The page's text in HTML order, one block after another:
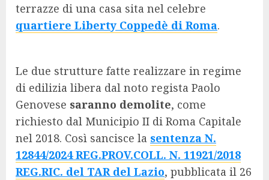
terrazze di una casa sita nel celebre
quartiere Liberty Coppedè di Roma.
Le due strutture fatte realizzare in regime
di edilizia libera dal noto regista Paolo
Genovese saranno demolite, come
richiesto dal Municipio II di Roma Capitale
nel 2018. Così sancisce la sentenza N.
12844/2024 REG.PROV.COLL. N. 11921/2018
REG.RIC. del TAR del Lazio, pubblicata il 26